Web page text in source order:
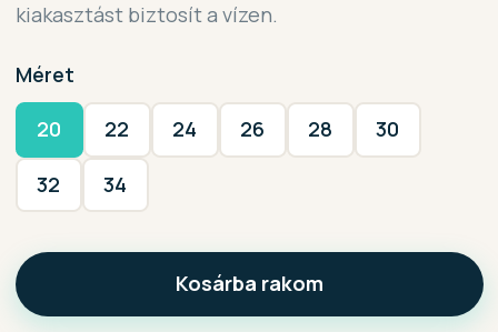
kiakasztást biztosít a vízen.
Méret
20 22 24 26 28 30
32 34
Kosárba rakom